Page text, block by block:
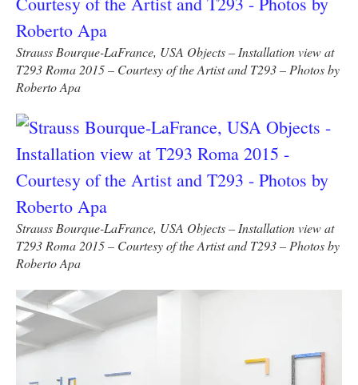
Strauss Bourque-LaFrance, USA Objects – Installation view at
T293 Roma 2015 – Courtesy of the Artist and T293 – Photos by
Roberto Apa
Strauss Bourque-LaFrance, USA Objects – Installation view at
T293 Roma 2015 – Courtesy of the Artist and T293 – Photos by
Roberto Apa